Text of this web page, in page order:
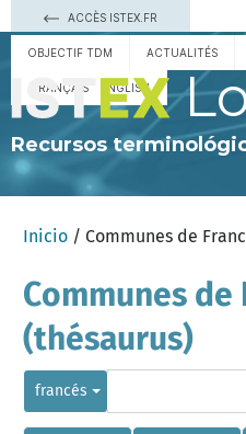
ACCÈS ISTEX.FR
OBJECTIF TDM ACTUALITÉS
FRANÇAIS ENGLISH
Recursos
Inicio / Communes de
Communes de
(thésaurus)
francés